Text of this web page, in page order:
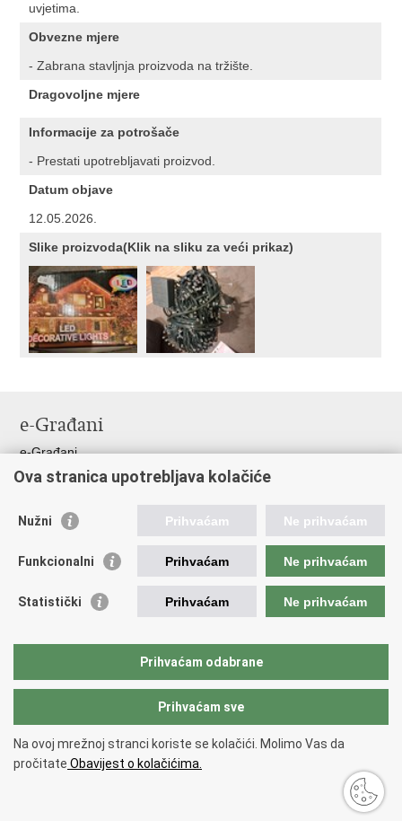
uvjetima.
Obvezne mjere
- Zabrana stavljnja proizvoda na tržište.
Dragovoljne mjere
Informacije za potrošače
- Prestati upotrebljavati proizvod.
Datum objave
12.05.2026.
Slike proizvoda(Klik na sliku za veći prikaz)
e-Građani
e-Građani
Pristup informacijama
Pravo na pristup informacijama
Pristup otvorenim podacima ministarstva
Važne poveznice
Pučka pravobraniteljica
Državna škola za javnu upravu
Copyright © 2026 Državni inspektorat.
pristupačnosti.
Ova stranica upotrebljava kolačiće
Nužni Prihvaćam Ne prihvaćam
Funkcionalni Prihvaćam Ne prihvaćam
Statistički Prihvaćam Ne prihvaćam
Prihvaćam odabrane
Prihvaćam sve
Na ovoj mrežnoj stranci koriste se kolačići. Molimo Vas da
pročitate Obavijest o kolačićima.